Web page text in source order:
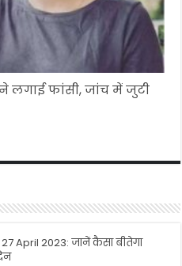
लगाई फांसी, जांच में जुटी
April 2023: जानें कैसा बीतेगा